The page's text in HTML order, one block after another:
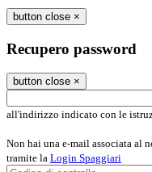
button close ×
Recupero password
button close ×
all'indirizzo indicato con le
Non hai una e-mail associata al
tramite la Login Spaggiari